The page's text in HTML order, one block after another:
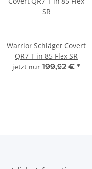
Warrior Schläger Covert
QR7 T in 85 Flex SR
jetzt nur 199,92 € *